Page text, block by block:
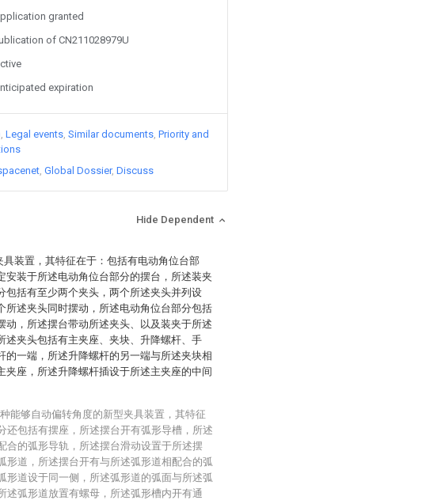
granted
of CN211028979U
expiration
Legal events Similar documents Priority and
Global Dossier Discuss
Hide Dependent
装置，其特征在于：包括有电动角位台部
安装于所述电动角位台部分的摆台，所述装夹
包括有至少两个夹头，两个所述夹头并列设
所述夹头同时摆动，所述电动角位台部分包括
动，所述摆台带动所述夹头、以及装夹于所述
述夹头包括有主夹座、夹块、升降螺杆、手
的一端，所述升降螺杆的另一端与所述夹块相
夹座，所述升降螺杆插设于所述主夹座的中间
能够自动偏转角度的新型夹具装置，其特征
还包括有摆座，所述摆台开有弧形导槽，所述
合的弧形导轨，所述摆台滑动设置于所述摆
形道，所述摆台开有与所述弧形道相配合的弧
形道设于同一侧，所述弧形道的弧面与所述弧
述弧形道放置有螺母，所述弧形槽内开有通